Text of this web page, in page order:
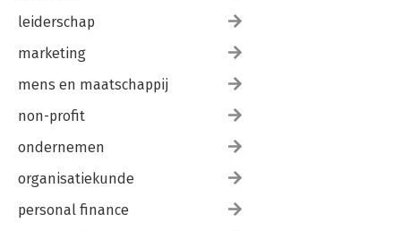
leiderschap
marketing
mens en maatschappij
non-profit
ondernemen
organisatiekunde
personal finance